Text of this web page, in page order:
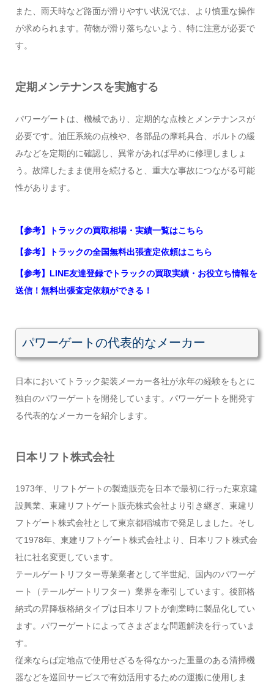
また、雨天時など路面が滑りやすい状況では、より慎重な操作
が求められます。荷物が滑り落ちないよう、特に注意が必要で
す。
定期メンテナンスを実施する
パワーゲートは、機械であり、定期的な点検とメンテナンスが
必要です。油圧系統の点検や、各部品の摩耗具合、ボルトの緩
みなどを定期的に確認し、異常があれば早めに修理しましょ
う。故障したまま使用を続けると、重大な事故につながる可能
性があります。
【参考】トラックの買取相場・実績一覧はこちら
【参考】トラックの全国無料出張査定依頼はこちら
【参考】LINE友達登録でトラックの買取実績・お役立ち情報を
送信！無料出張査定依頼ができる！
パワーゲートの代表的なメーカー
日本においてトラック架装メーカー各社が永年の経験をもとに
独自のパワーゲートを開発しています。パワーゲートを開発す
る代表的なメーカーを紹介します。
日本リフト株式会社
1973年、リフトゲートの製造販売を日本で最初に行った東京建
設興業、東建リフトゲート販売株式会社より引き継ぎ、東建リ
フトゲート株式会社として東京都稲城市で発足しました。そし
て1978年、東建リフトゲート株式会社より、日本リフト株式会
社に社名変更しています。
テールゲートリフター専業業者として半世紀、国内のパワーゲ
ート（テールゲートリフター）業界を牽引しています。後部格
納式の昇降板格納タイプは日本リフトが創業時に製品化してい
ます。パワーゲートによってさまざまな問題解決を行っていま
す。
従来ならば定地点で使用せざるを得なかった重量のある清掃機
器などを巡回サービスで有効活用するための運搬に使用しま